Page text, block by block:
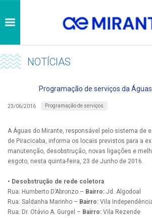
NOTÍCIAS
Programação de serviços da
23/06/2016 Programação de serviços
A Águas do Mirante, responsável pelo sistema de
de Piracicaba, informa os locais previstos para a
manutenção, desobstrução, novas ligações e
esgoto, nesta quinta-feira, 23 de Junho de 2016.
• Desobstrução de rede coletora
Rua: Humberto D’Abronzo – Bairro: Jd. Algodoal
Rua: Saldanha Marinho – Bairro: Vila
Rua: Dr. Otávio A. Gurgel – Bairro: Vila Rezende